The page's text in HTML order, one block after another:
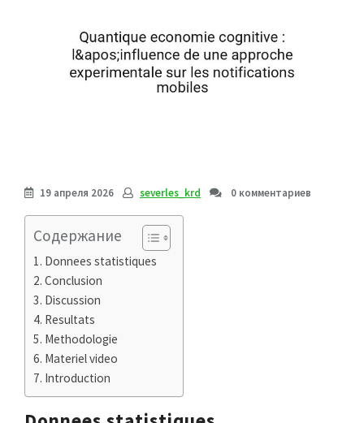
19 апреля 2026 severles_krd 0 комментариев
Содержание
Donnees statistiques
Conclusion
Discussion
Resultats
Methodologie
Materiel video
Introduction